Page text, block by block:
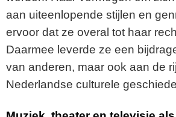
aan uiteenlopende stijlen en
ervoor dat ze overal tot haar
Daarmee leverde ze een
van anderen, maar ook aan de
Nederlandse culturele